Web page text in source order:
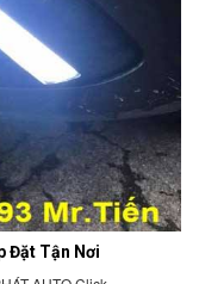
Đặt Tận Nơi